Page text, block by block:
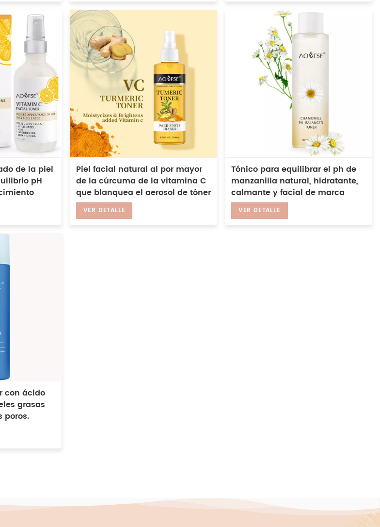
de la piel
pH
Piel facial natural al por mayor
de la cúrcuma de la vitamina C
que blanquea el aerosol de tóner
iluminador antiacné
VER DETALLE
Tónico para equilibrar el ph de
manzanilla natural, hidratante,
calmante y facial de marca
privada
VER DETALLE
con ácido
grasas
poros.